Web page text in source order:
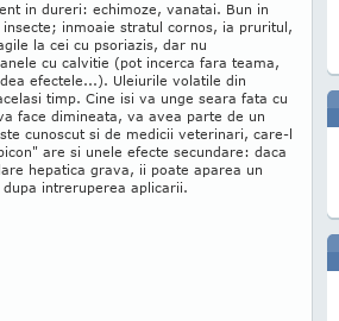
in dureri: echimoze, vanatai. Bun in
inmoaie stratul cornos, ia pruritul,
la cei cu psoriazis, dar nu
cu calvitie (pot incerca fara teama,
efectele...). Uleiurile volatile din
timp. Cine isi va unge seara fata cu
face dimineata, va avea parte de un
cunoscut si de medicii veterinari, care-l
are si unele efecte secundare: daca
hepatica grava, ii poate aparea un
intreruperea aplicarii.